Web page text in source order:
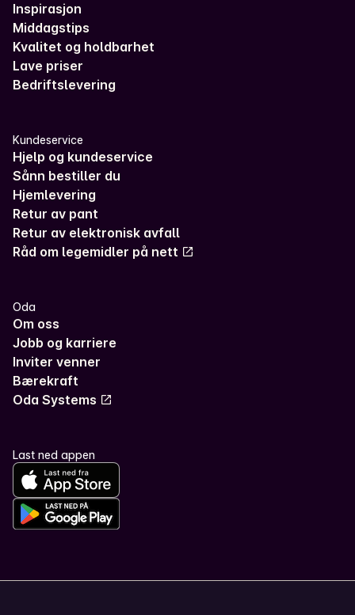
Inspirasjon
Middagstips
Kvalitet og holdbarhet
Lave priser
Bedriftslevering
Kundeservice
Hjelp og kundeservice
Sånn bestiller du
Hjemlevering
Retur av pant
Retur av elektronisk avfall
Råd om legemidler på nett
Oda
Om oss
Jobb og karriere
Inviter venner
Bærekraft
Oda Systems
Last ned appen